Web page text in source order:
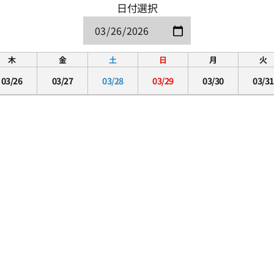
日付選択
木
03/26
金
03/27
土
03/28
日
03/29
月
03/30
火
03/31